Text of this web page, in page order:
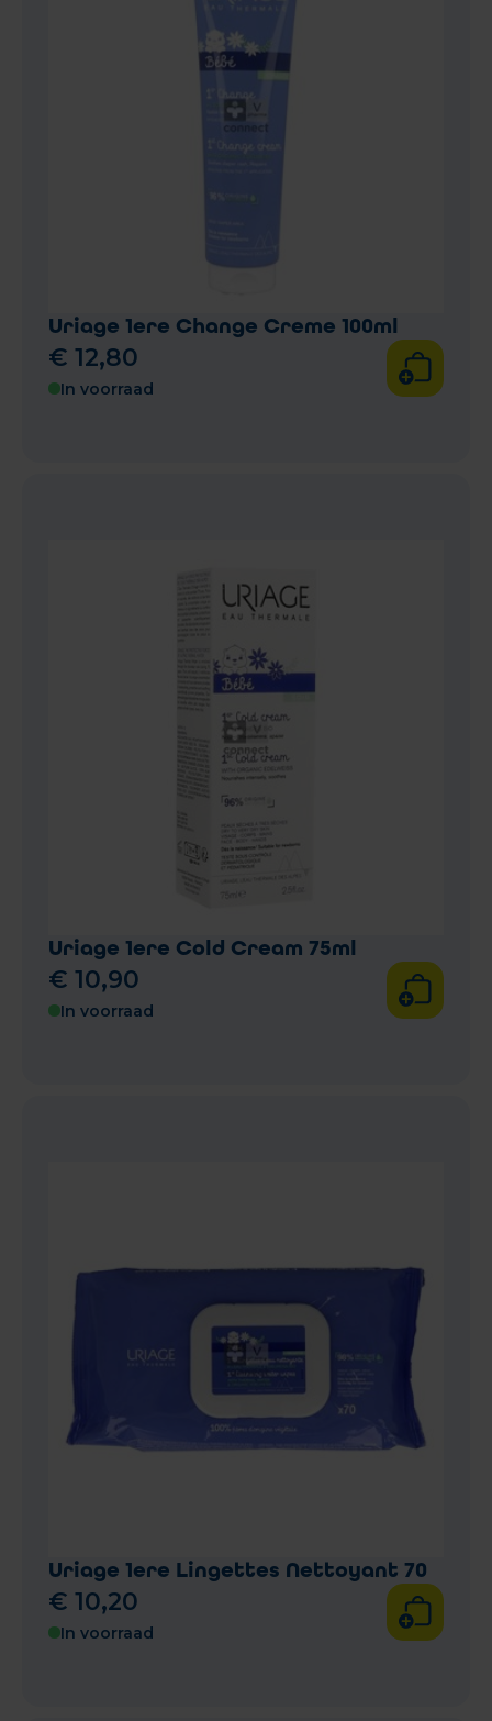
Uriage 1ere Change Creme 100ml
€ 12,80
In voorraad
Uriage 1ere Cold Cream 75ml
€ 10,90
In voorraad
Uriage 1ere Lingettes Nettoyant 70
€ 10,20
In voorraad